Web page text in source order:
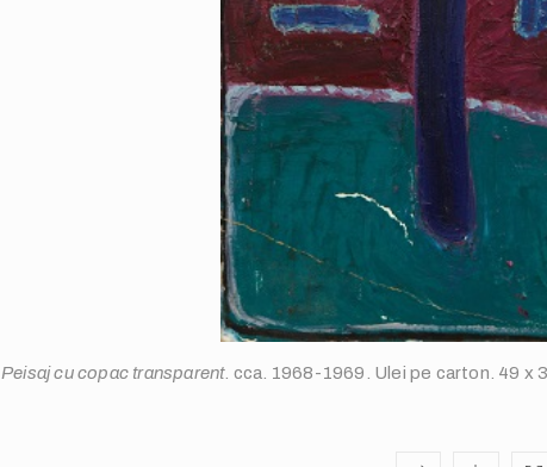
Peisaj cu copac transparent. cca. 1968-1969. Ulei pe carton. 49 x